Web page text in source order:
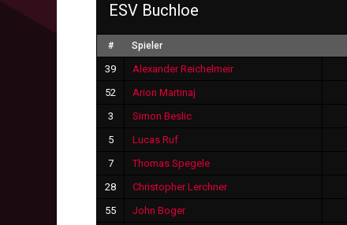
ESV Buchloe
# Spieler
39 Alexander Reichelmeir
52
Arion Martinaj
3
Simon Beslic
5
Lucas Ruf
7
Thomas Spegele
28
Christopher Lerchner
55
John Boger